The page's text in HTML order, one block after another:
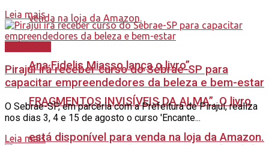
Ana Fidelis Miasso lança o livro”
FRAGMENTOS INVISÍVEIS DA ALMA”. O livro
está disponível para venda na loja da Amazon.
Leia mais
Pirajuí irá receber curso do Sebrae-SP para
capacitar empreendedores da beleza e bem-estar
O Sebrae-SP, em parceria com a Prefeitura de Pirajuí, realiza
nos dias 3, 4 e 15 de agosto o curso 'Encante...
Leia mais